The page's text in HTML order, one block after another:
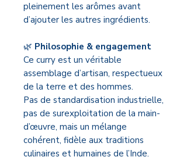
pleinement les arômes avant
d’ajouter les autres ingrédients.
🌿 Philosophie & engagement
Ce curry est un véritable
assemblage d’artisan, respectueux
de la terre et des hommes.
Pas de standardisation industrielle,
pas de surexploitation de la main-
d’œuvre, mais un mélange
cohérent, fidèle aux traditions
culinaires et humaines de l’Inde.